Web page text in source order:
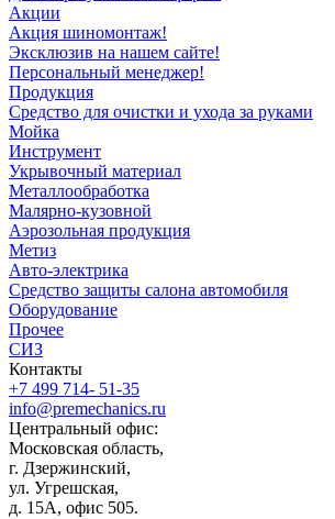
Акции
Акция шиномонтаж!
Эксклюзив на нашем сайте!
Персональный менеджер!
Продукция
Средство для очистки и ухода за руками
Мойка
Инструмент
Укрывочный материал
Металлообработка
Малярно-кузовной
Аэрозольная продукция
Метиз
Авто-электрика
Средство защиты салона автомобиля
Оборудование
Прочее
СИЗ
Контакты
+7 499 714- 51-35
info@premechanics.ru
Центральный офис:
Московская область,
г. Дзержинский,
ул. Угрешская,
д. 15А, офис 505.